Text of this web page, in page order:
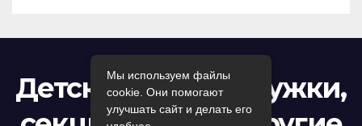
Детский досуг: кружки,
Мы используем файлы
cookie. Они помогают
улучшать сайт и делать его